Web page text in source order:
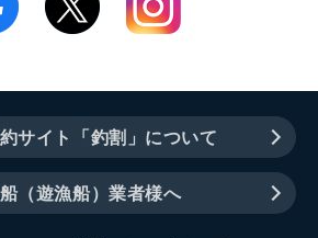
サイト「釣割」について
（遊漁船）業者様へ